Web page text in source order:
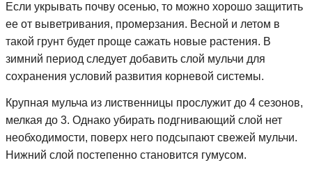
Если укрывать почву осенью, то можно хорошо защитить
ее от выветривания, промерзания. Весной и летом в
такой грунт будет проще сажать новые растения. В
зимний период следует добавить слой мульчи для
сохранения условий развития корневой системы.
Крупная мульча из лиственницы прослужит до 4 сезонов,
мелкая до 3. Однако убирать подгнивающий слой нет
необходимости, поверх него подсыпают свежей мульчи.
Нижний слой постепенно становится гумусом.